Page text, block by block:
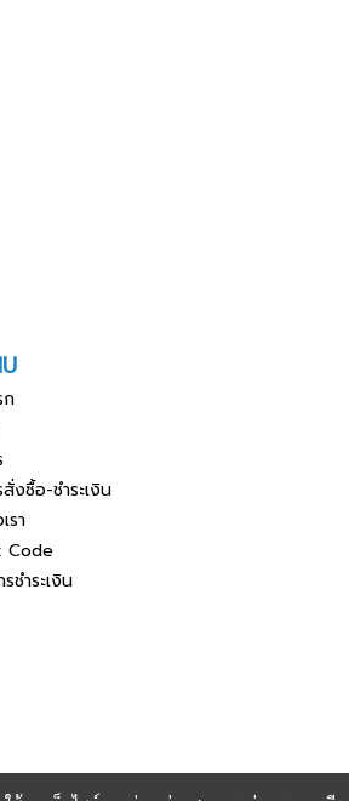
ก
งซื้อ-ชำระเงิน
รา
Code
ชำระเงิน